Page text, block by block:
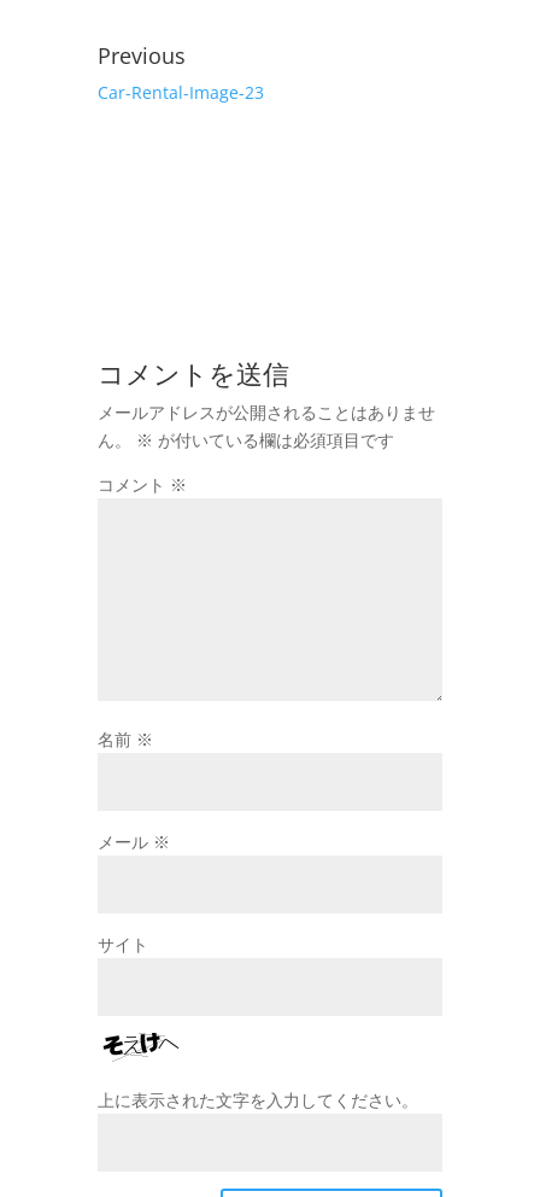
Previous
Car-Rental-Image-23
コメントを送信
メールアドレスが公開されることはありませ
ん。
※ が付いている欄は必須項目です
コメント ※
名前 ※
メール ※
サイト
上に表示された文字を入力してください。